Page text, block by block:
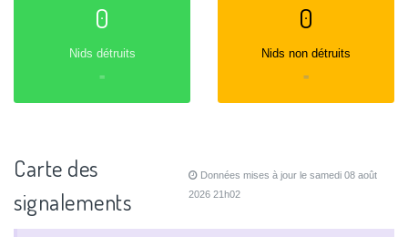
0
Nids détruits
=
0
Nids non détruits
=
Carte des
signalements
Données mises à jour le samedi 08 août
2026 21h02